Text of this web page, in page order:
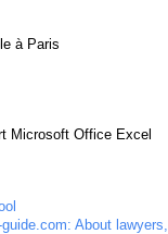
à Paris
Microsoft Office Excel
About lawyers,